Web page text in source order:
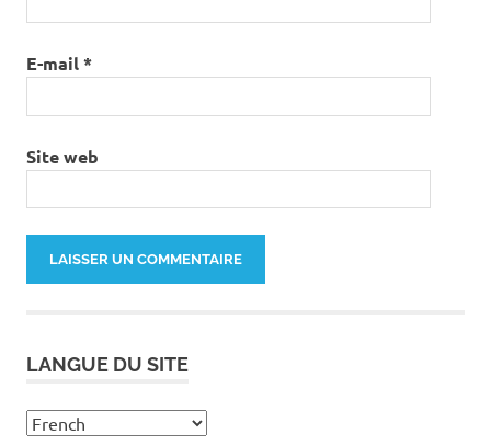
E-mail*
Site web
LANGUE DU SITE